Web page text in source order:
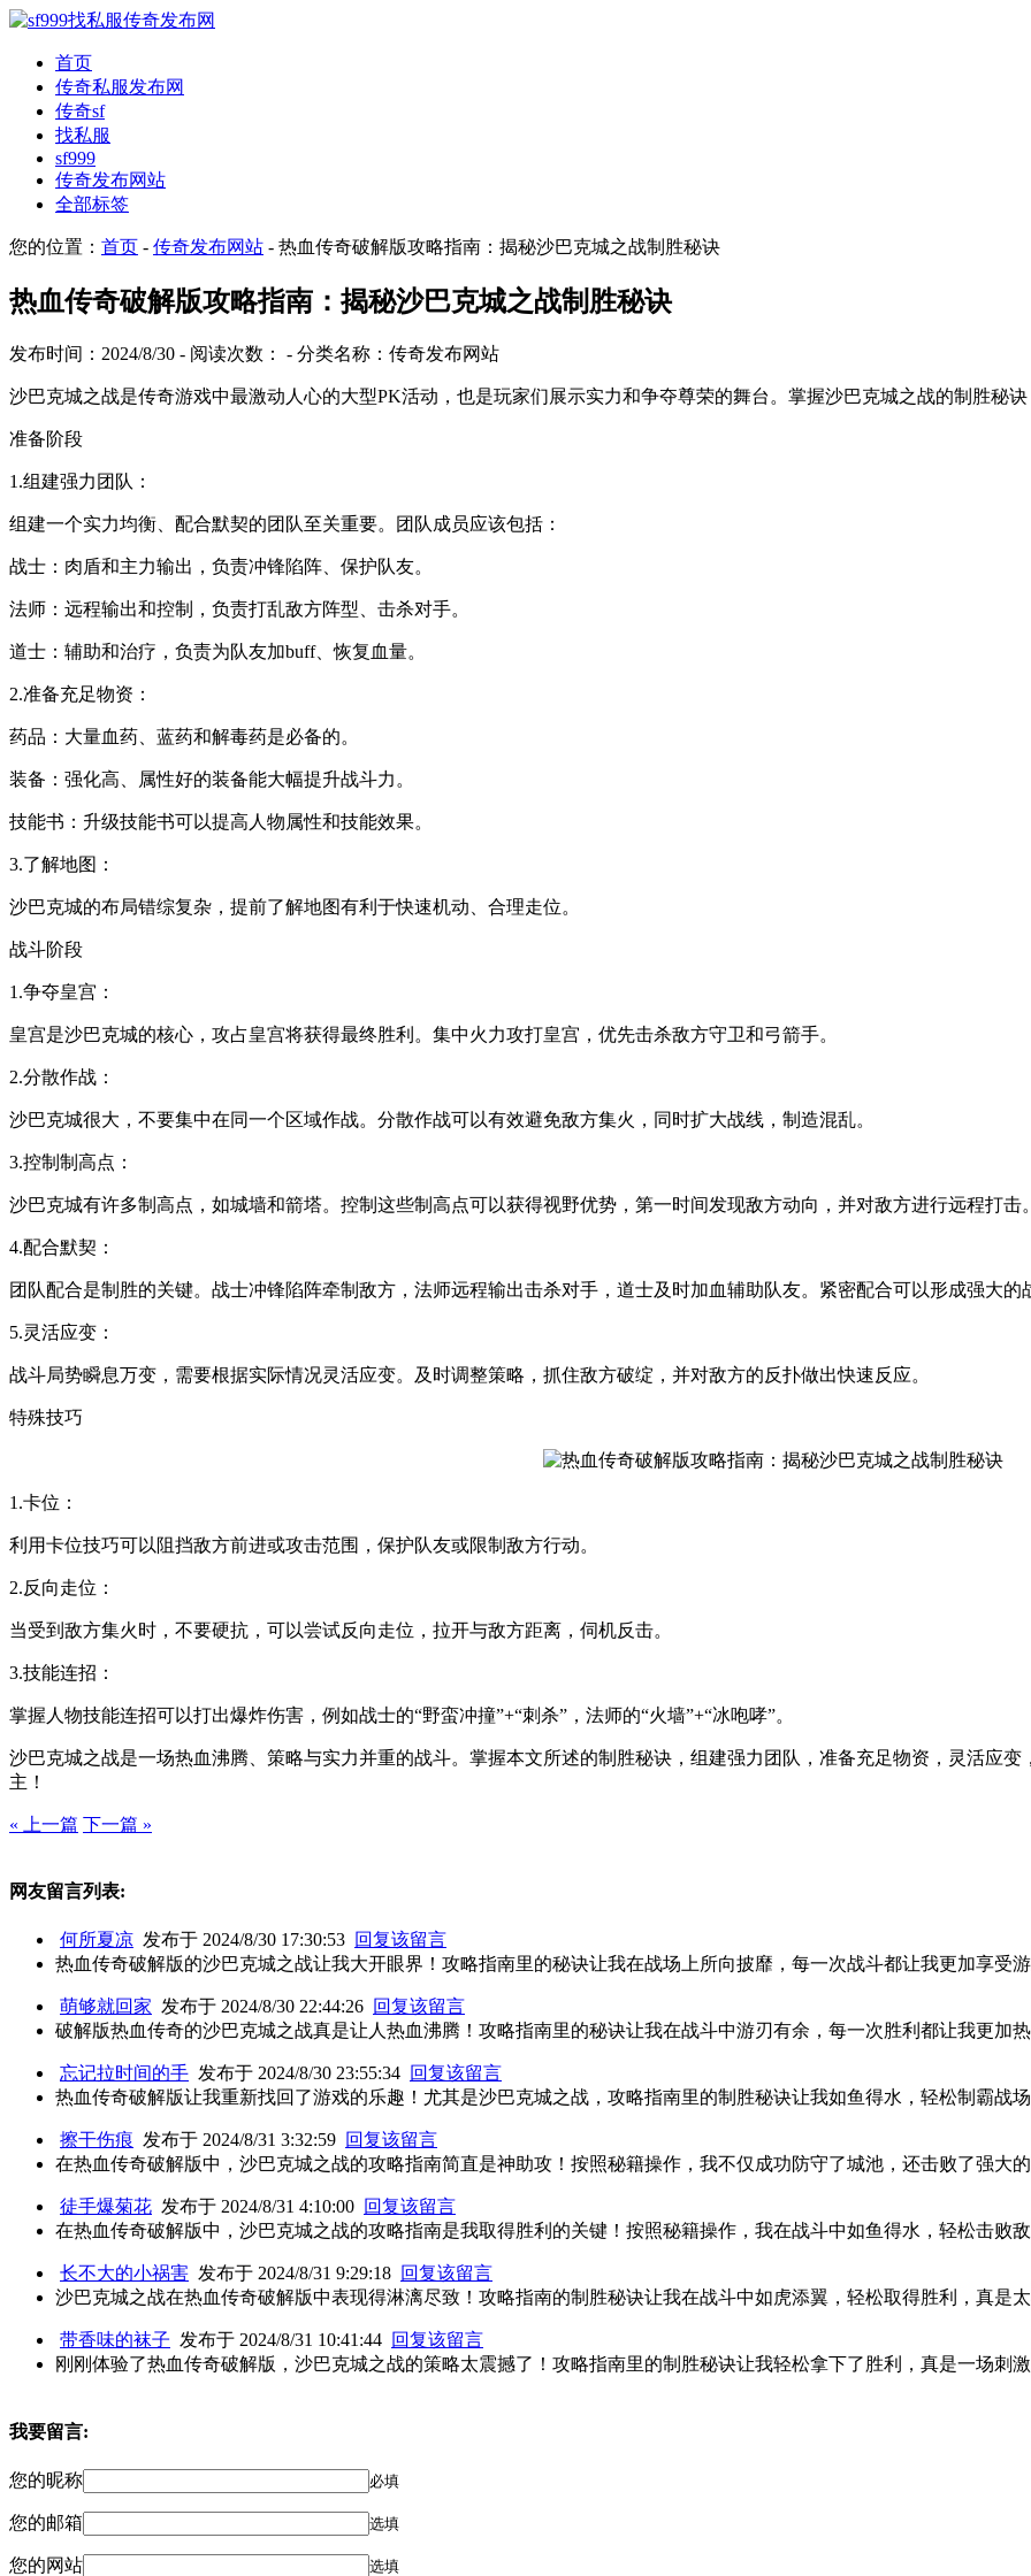
首页
传奇私服发布网
传奇sf
找私服
sf999
传奇发布网站
全部标签
您的位置： 首页 - 传奇发布网站 - 热血传奇破解版攻略指南：揭秘沙巴克城之战制胜秘诀
热血传奇破解版攻略指南：揭秘沙巴克城之战制胜秘诀
发布时间：2024/8/30 - 阅读次数： - 分类名称：传奇发布网站
沙巴克城之战是传奇游戏中最激动人心的大型PK活动，也是玩家们展示实力和争夺尊荣的舞台。掌握沙巴克城之战的制胜秘
准备阶段
1.组建强力团队：
组建一个实力均衡、配合默契的团队至关重要。团队成员应该包括：
战士：肉盾和主力输出，负责冲锋陷阵、保护队友。
法师：远程输出和控制，负责打乱敌方阵型、击杀对手。
道士：辅助和治疗，负责为队友加buff、恢复血量。
2.准备充足物资：
药品：大量血药、蓝药和解毒药是必备的。
装备：强化高、属性好的装备能大幅提升战斗力。
技能书：升级技能书可以提高人物属性和技能效果。
3.了解地图：
沙巴克城的布局错综复杂，提前了解地图有利于快速机动、合理走位。
战斗阶段
1.争夺皇宫：
皇宫是沙巴克城的核心，攻占皇宫将获得最终胜利。集中火力攻打皇宫，优先击杀敌方守卫和弓箭手。
2.分散作战：
沙巴克城很大，不要集中在同一个区域作战。分散作战可以有效避免敌方集火，同时扩大战线，制造混乱。
3.控制制高点：
沙巴克城有许多制高点，如城墙和箭塔。控制这些制高点可以获得视野优势，第一时间发现敌方动向，并对敌方进行远程打击。
4.配合默契：
团队配合是制胜的关键。战士冲锋陷阵牵制敌方，法师远程输出击杀对手，道士及时加血辅助队友。紧密配合可以形成强大的
5.灵活应变：
战斗局势瞬息万变，需要根据实际情况灵活应变。及时调整策略，抓住敌方破绽，并对敌方的反扑做出快速反应。
特殊技巧
1.卡位：
利用卡位技巧可以阻挡敌方前进或攻击范围，保护队友或限制敌方行动。
2.反向走位：
当受到敌方集火时，不要硬抗，可以尝试反向走位，拉开与敌方距离，伺机反击。
3.技能连招：
掌握人物技能连招可以打出爆炸伤害，例如战士的“野蛮冲撞”+“刺杀”，法师的“火墙”+“冰咆哮”。
沙巴克城之战是一场热血沸腾、策略与实力并重的战斗。掌握本文所述的制胜秘诀，组建强力团队，准备充足物资，灵活应
主！
« 上一篇 下一篇 »
网友留言列表:
何所夏凉 发布于 2024/8/30 17:30:53 回复该留言
热血传奇破解版的沙巴克城之战让我大开眼界！攻略指南里的秘诀让我在战场上所向披靡，每一次战斗都让我更加享受游
萌够就回家 发布于 2024/8/30 22:44:26 回复该留言
破解版热血传奇的沙巴克城之战真是让人热血沸腾！攻略指南里的秘诀让我在战斗中游刃有余，每一次胜利都让我更加热
忘记拉时间的手 发布于 2024/8/30 23:55:34 回复该留言
热血传奇破解版让我重新找回了游戏的乐趣！尤其是沙巴克城之战，攻略指南里的制胜秘诀让我如鱼得水，轻松制霸战场
擦干伤痕 发布于 2024/8/31 3:32:59 回复该留言
在热血传奇破解版中，沙巴克城之战的攻略指南简直是神助攻！按照秘籍操作，我不仅成功防守了城池，还击败了强大的
徒手爆菊花 发布于 2024/8/31 4:10:00 回复该留言
在热血传奇破解版中，沙巴克城之战的攻略指南是我取得胜利的关键！按照秘籍操作，我在战斗中如鱼得水，轻松击败敌
长不大的小祸害 发布于 2024/8/31 9:29:18 回复该留言
沙巴克城之战在热血传奇破解版中表现得淋漓尽致！攻略指南的制胜秘诀让我在战斗中如虎添翼，轻松取得胜利，真是太
带香味的袜子 发布于 2024/8/31 10:41:44 回复该留言
刚刚体验了热血传奇破解版，沙巴克城之战的策略太震撼了！攻略指南里的制胜秘诀让我轻松拿下了胜利，真是一场刺激
我要留言:
您的昵称 必填
您的邮箱 选填
您的网站 选填